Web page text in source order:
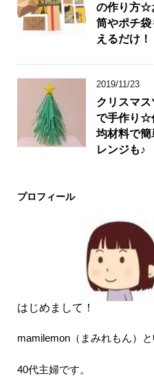
の作り方☆
筒やポチ
えるだけ！
2019/11/23
クリスマ
で手作り☆
均材料で
レンジも♪
プロフィール
はじめまして！
mamilemon（まみれもん）と
40代主婦です。